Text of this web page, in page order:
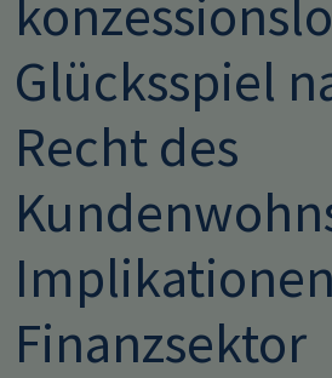
Glücksspiel
Recht des
Finanzsektor